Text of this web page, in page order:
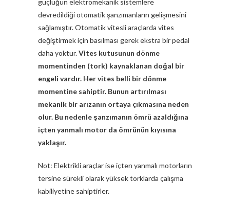
devredildiği otomatik şanzımanların gelişmesini
sağlamıştır. Otomatik vitesli araçlarda vites
değiştirmek için basılması gerek ekstra bir pedal
daha yoktur.Vites kutusunun dönme
momentinden (tork) kaynaklanan doğal bir
engeli vardır. Her vites belli bir dönme
momentine sahiptir. Bunun artırılması
mekanik bir arızanın ortaya çıkmasına neden
olur. Bu nedenle şanzımanın ömrü azaldığına
içten yanmalı motor da ömrünün kıyısına
yaklaşır.
Not: Elektrikli araçlar ise içten yanmalı motorların
tersine sürekli olarak yüksek torklarda çalışma
kabiliyetine sahiptirler.